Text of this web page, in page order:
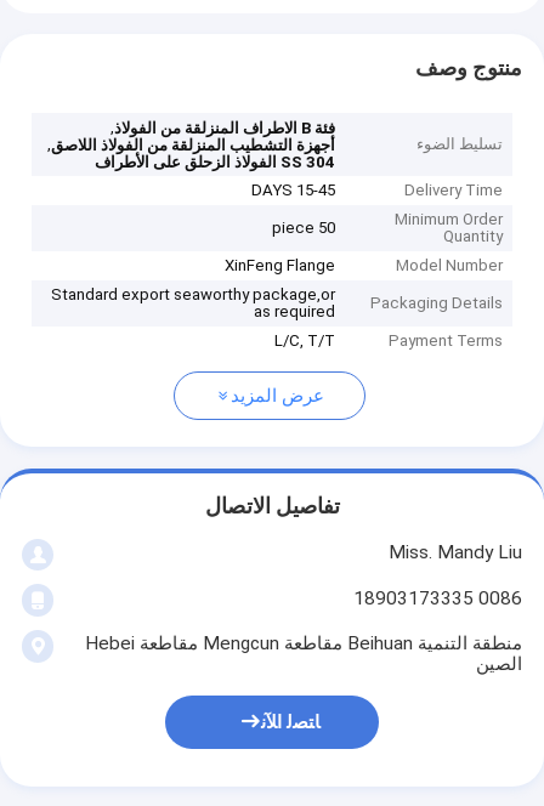
منتوج وصف
تسليط الضوء
فئة B الاطراف المنزلقة من الفولاذ
,
أجهزة التشطيب المنزلقة من الفولاذ اللاصق,
SS 304 الفولاذ الزحلق على الأطراف
Delivery Time
15-45 DAYS
Minimum Order
Quantity
50 piece
Model Number
XinFeng Flange
Packaging Details
Standard export seaworthy package,or
as required
Payment Terms
L/C, T/T
عرض المزيد
تفاصيل الاتصال
Miss. Mandy Liu
0086 18903173335
منطقة التنمية Beihuan مقاطعة Mengcun مقاطعة Hebei
الصين
ﺎﺘﺼﻟ ﺍﻶﻧ